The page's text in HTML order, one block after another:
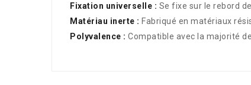
Fixation universelle : Se fixe sur le rebord
Matériau inerte : Fabriqué en matériaux
Polyvalence : Compatible avec la majorité